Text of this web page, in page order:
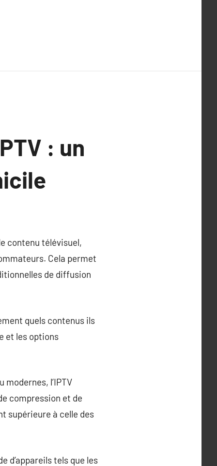
: un
contenu télévisuel,
Cela permet
de diffusion
quels contenus ils
et les options
l’IPTV
compression et de
supérieure à celle des
d’appareils tels que les